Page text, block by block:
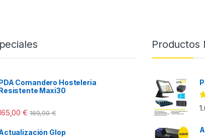
Comandero Hosteleria
Maxi30
€ 169,00€
Glop
Productos